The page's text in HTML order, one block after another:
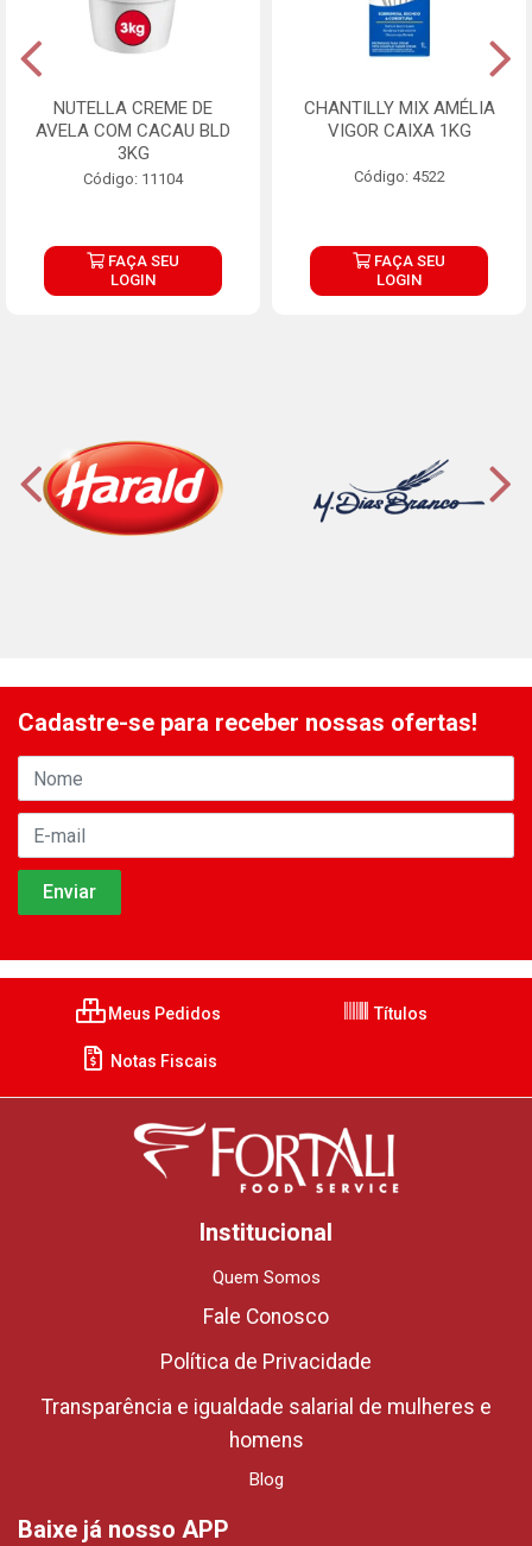
NUTELLA CREME DE
AVELA COM CACAU BLD
3KG
Código: 11104
FAÇA SEU
LOGIN
CHANTILLY MIX AMÉLIA
VIGOR CAIXA 1KG
Código: 4522
FAÇA SEU
LOGIN
Cadastre-se para receber nossas ofertas!
Meus Pedidos Títulos
Notas Fiscais
Institucional
Quem Somos
Fale Conosco
Política de Privacidade
Transparência e igualdade salarial de mulheres e
homens
Blog
Baixe já nosso APP